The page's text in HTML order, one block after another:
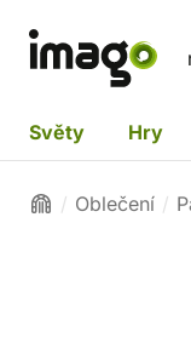
Světy Hry
Oblečení